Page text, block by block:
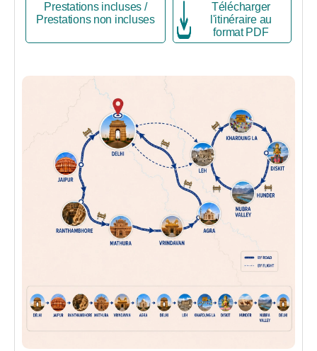
Prestations incluses /
Prestations non incluses
Télécharger
l'itinéraire au
format PDF